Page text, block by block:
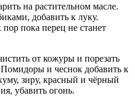
на растительном масле.
добавить к луку.
пока перец не станет
от кожуры и порезать
и чеснок добавить к
зиру, красный и чёрный
убавить огонь.